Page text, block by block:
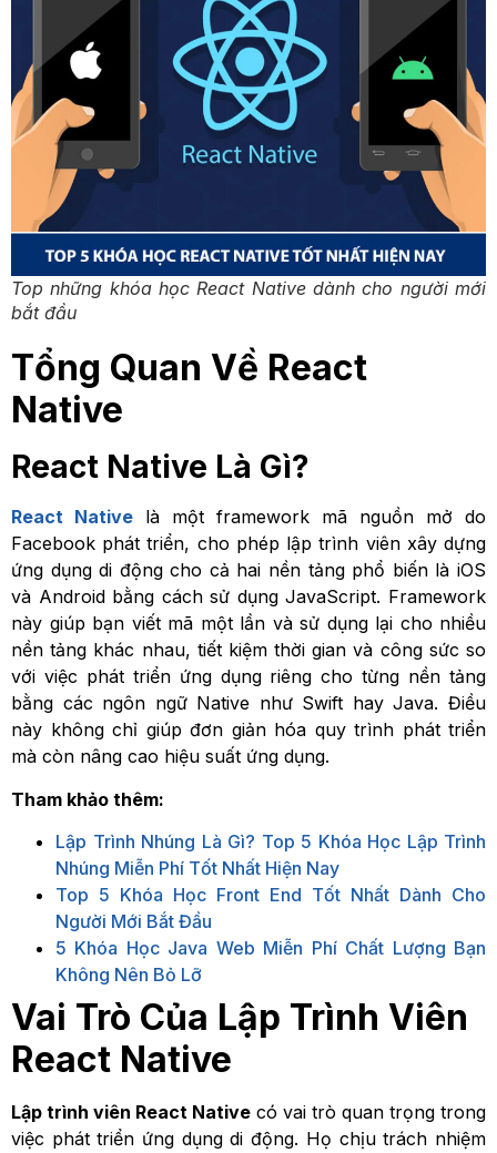
Top những khóa học React Native dành cho người mới
bắt đầu
Tổng Quan Về React
Native
React Native Là Gì?
React Native là một framework mã nguồn mở do
Facebook phát triển, cho phép lập trình viên xây dựng
ứng dụng di động cho cả hai nền tảng phổ biến là iOS
và Android bằng cách sử dụng JavaScript. Framework
này giúp bạn viết mã một lần và sử dụng lại cho nhiều
nền tảng khác nhau, tiết kiệm thời gian và công sức so
với việc phát triển ứng dụng riêng cho từng nền tảng
bằng các ngôn ngữ Native như Swift hay Java. Điều
này không chỉ giúp đơn giản hóa quy trình phát triển
mà còn nâng cao hiệu suất ứng dụng.
Tham khảo thêm:
Lập Trình Nhúng Là Gì? Top 5 Khóa Học Lập Trình
Nhúng Miễn Phí Tốt Nhất Hiện Nay
Top 5 Khóa Học Front End Tốt Nhất Dành Cho
Người Mới Bắt Đầu
5 Khóa Học Java Web Miễn Phí Chất Lượng Bạn
Không Nên Bỏ Lỡ
Vai Trò Của Lập Trình Viên
React Native
Lập trình viên React Native có vai trò quan trọng trong
việc phát triển ứng dụng di động. Họ chịu trách nhiệm